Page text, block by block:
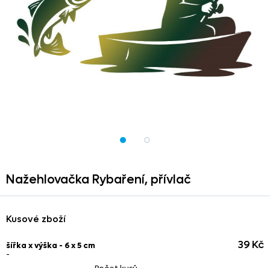
Nažehlovačka Rybaření, přívlač
Kusové zboží
šířka x výška - 6 x 5 cm
-
39 Kč